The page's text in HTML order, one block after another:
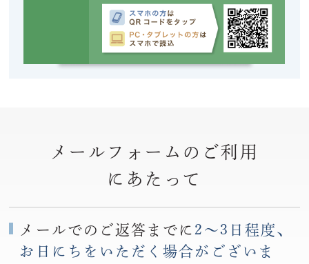
メールフォームのご利用
にあたって
メールでのご返答までに 2〜3日程度、
お日にちをいただく場合がございま